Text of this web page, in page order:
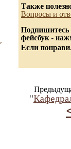
Также
Вопросы и
Подпишитесь
фейсбук -
Если
"